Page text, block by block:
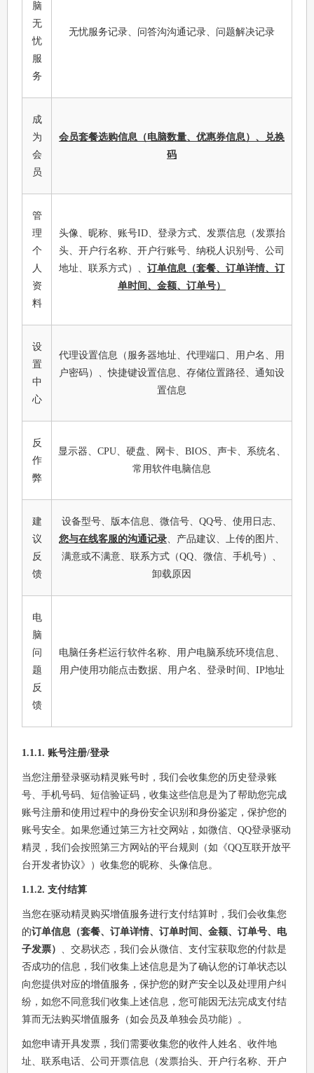
脑
无
忧
服
务
无忧服务记录、问答沟沟通记录、问题解决记录
成
为
会
员
会员套餐选购信息（电脑数量、优惠券信息）、兑换
码
管
理
个
人
资
料
头像、昵称、账号ID、登录方式、发票信息（发票抬
头、开户行名称、开户行账号、纳税人识别号、公司
地址、联系方式）、 订单信息（套餐、订单详情、订
单时间、金额、订单号）
设
置
中
心
代理设置信息（服务器地址、代理端口、用户名、用
户密码）、快捷键设置信息、存储位置路径、通知设
置信息
反
作
弊
显示器、CPU、硬盘、网卡、BIOS、声卡、系统名、
常用软件电脑信息
建
议
反
馈
设备型号、版本信息、微信号、QQ号、使用日志、
您与在线客服的沟通记录、产品建议、上传的图片、
满意或不满意、联系方式（QQ、微信、手机号）、
卸载原因
电
脑
问
题
反
馈
电脑任务栏运行软件名称、用户电脑系统环境信息、
用户使用功能点击数据、用户名、登录时间、IP地址
1.1.1. 账号注册/登录
当您注册登录驱动精灵账号时，我们会收集您的历史登录账
号、手机号码、短信验证码，收集这些信息是为了帮助您完成
账号注册和使用过程中的身份安全识别和身份鉴定，保护您的
账号安全。如果您通过第三方社交网站，如微信、QQ登录驱动
精灵，我们会按照第三方网站的平台规则（如《QQ互联开放平
台开发者协议》）收集您的昵称、头像信息。
1.1.2. 支付结算
当您在驱动精灵购买增值服务进行支付结算时，我们会收集您
的订单信息（套餐、订单详情、订单时间、金额、订单号、电
子发票） 、交易状态，我们会从微信、支付宝获取您的付款是
否成功的信息，我们收集上述信息是为了确认您的订单状态以
向您提供对应的增值服务，保护您的财产安全以及处理用户纠
纷，如您不同意我们收集上述信息，您可能因无法完成支付结
算而无法购买增值服务（如会员及单独会员功能）。
如您申请开具发票，我们需要收集您的收件人姓名、收件地
址、联系电话、公司开票信息（发票抬头、开户行名称、开户